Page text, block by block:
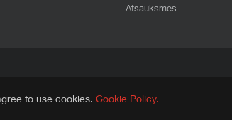
Atsauksmes
to use cookies. Cookie Policy.